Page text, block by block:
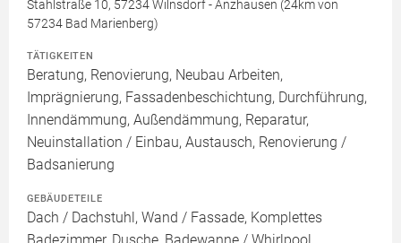
Stahlstraße 10, 57234 Wilnsdorf - Anzhausen (24km von
57234 Bad Marienberg)
TÄTIGKEITEN
Beratung, Renovierung, Neubau Arbeiten,
Imprägnierung, Fassadenbeschichtung, Durchführung,
Innendämmung, Außendämmung, Reparatur,
Neuinstallation / Einbau, Austausch, Renovierung /
Badsanierung
GEBÄUDETEILE
Dach / Dachstuhl, Wand / Fassade, Komplettes